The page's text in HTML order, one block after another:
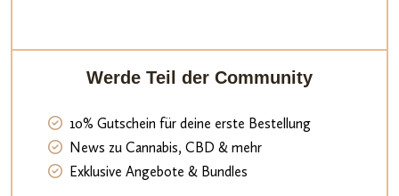
Werde Teil der Community
10% Gutschein für deine erste Bestellung
News zu Cannabis, CBD & mehr
Exklusive Angebote & Bundles